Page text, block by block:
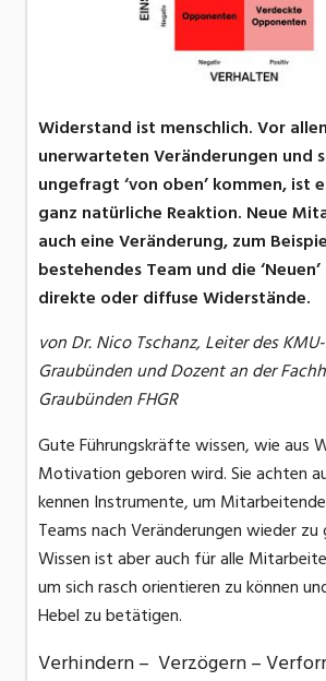
Widerstand ist menschlich. Vor
unerwarteten Veränderungen und
ungefragt ‘von oben’ kommen, ist
ganz natürliche Reaktion. Neue
auch eine Veränderung, zum
bestehendes Team und die
direkte oder diffuse Widerstände.
von Dr. Nico Tschanz, Leiter des
Graubünden und Dozent an der
Graubünden FHGR
Gute Führungskräfte wissen, wie aus
Motivation geboren wird. Sie achten
kennen Instrumente, um
Teams nach Veränderungen wieder zu
Wissen ist aber auch für alle
um sich rasch orientieren zu können
Hebel zu betätigen.
Verhindern – Verzögern –